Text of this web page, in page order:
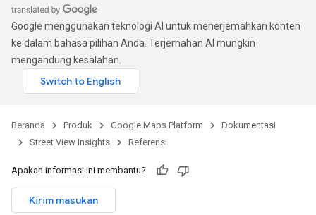
Google menggunakan teknologi AI untuk menerjemahkan konten
ke dalam bahasa pilihan Anda. Terjemahan AI mungkin
mengandung kesalahan.
Beranda Produk Google Maps Platform
Dokumentasi
Street View Insights
Referensi
Apakah informasi ini membantu?
Kirim masukan